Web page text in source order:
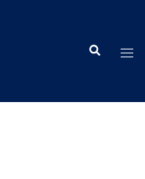
Search